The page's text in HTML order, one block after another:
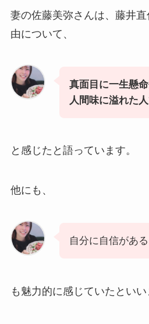
妻の佐藤美弥さんは、藤井
由について、
真面目に一生懸命
人間味に溢れた
と感じたと語っています。
他にも、
自分に自信があ
も魅力的に感じていたといい